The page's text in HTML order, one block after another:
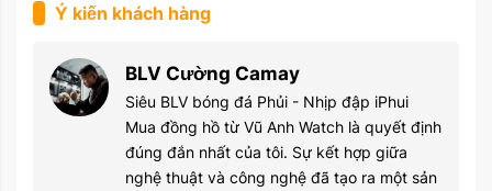
Ý kiến khách hàng
BLV Cường Camay
Siêu BLV bóng đá Phủi - Nhịp đập iPhui
Mua đồng hồ từ Vũ Anh Watch là quyết định
đúng đắn nhất của tôi. Sự kết hợp giữa
nghệ thuật và công nghệ đã tạo ra một sản